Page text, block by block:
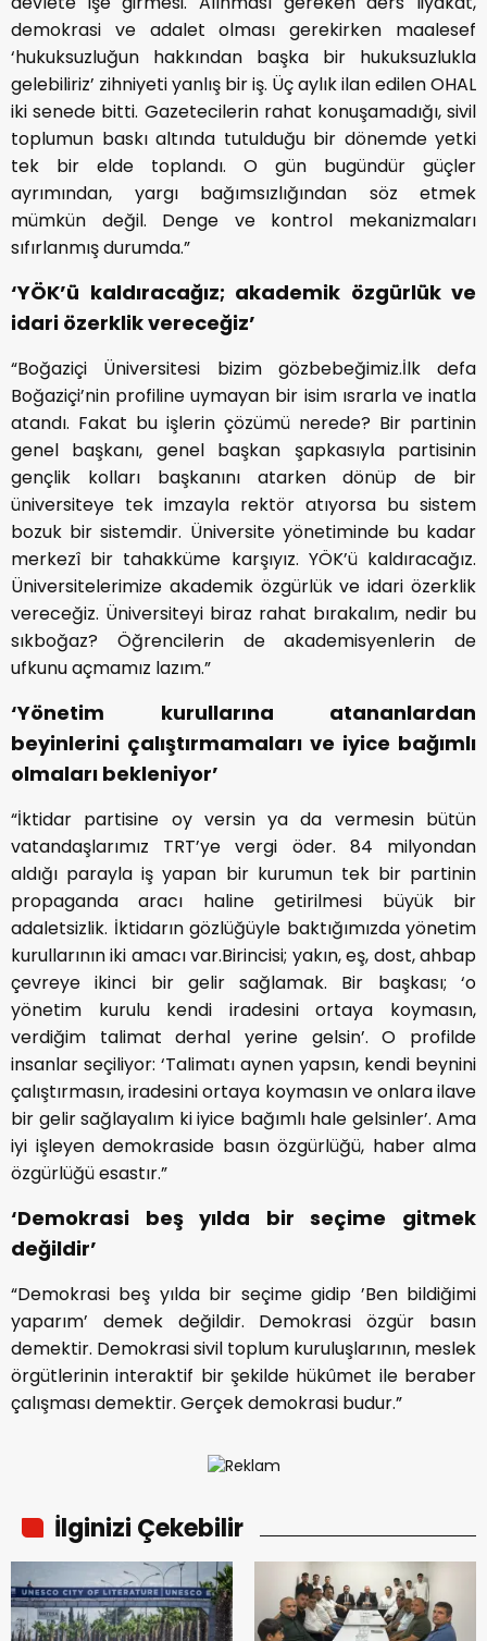
demokrasi ve adalet olması gerekirken maalesef
‘hukuksuzluğun hakkından başka bir hukuksuzlukla
gelebiliriz’ zihniyeti yanlış bir iş. Üç aylık ilan edilen OHAL
iki senede bitti. Gazetecilerin rahat konuşamadığı, sivil
toplumun baskı altında tutulduğu bir dönemde yetki
tek bir elde toplandı. O gün bugündür güçler
ayrımından, yargı bağımsızlığından söz etmek
mümkün değil. Denge ve kontrol mekanizmaları
sıfırlanmış durumda.”
‘YÖK’ü kaldıracağız; akademik özgürlük ve
idari özerklik vereceğiz’
“Boğaziçi Üniversitesi bizim gözbebeğimiz.İlk defa
Boğaziçi’nin profiline uymayan bir isim ısrarla ve inatla
atandı. Fakat bu işlerin çözümü nerede? Bir partinin
genel başkanı, genel başkan şapkasıyla partisinin
gençlik kolları başkanını atarken dönüp de bir
üniversiteye tek imzayla rektör atıyorsa bu sistem
bozuk bir sistemdir. Üniversite yönetiminde bu kadar
merkezî bir tahakküme karşıyız. YÖK’ü kaldıracağız.
Üniversitelerimize akademik özgürlük ve idari özerklik
vereceğiz. Üniversiteyi biraz rahat bırakalım, nedir bu
sıkboğaz? Öğrencilerin de akademisyenlerin de
ufkunu açmamız lazım.”
‘Yönetim kurullarına atananlardan
beyinlerini çalıştırmamaları ve iyice bağımlı
olmaları bekleniyor’
“İktidar partisine oy versin ya da vermesin bütün
vatandaşlarımız TRT’ye vergi öder. 84 milyondan
aldığı parayla iş yapan bir kurumun tek bir partinin
propaganda aracı haline getirilmesi büyük bir
adaletsizlik. İktidarın gözlüğüyle baktığımızda yönetim
kurullarının iki amacı var.Birincisi; yakın, eş, dost, ahbap
çevreye ikinci bir gelir sağlamak. Bir başkası; ‘o
yönetim kurulu kendi iradesini ortaya koymasın,
verdiğim talimat derhal yerine gelsin’. O profilde
insanlar seçiliyor: ‘Talimatı aynen yapsın, kendi beynini
çalıştırmasın, iradesini ortaya koymasın ve onlara ilave
bir gelir sağlayalım ki iyice bağımlı hale gelsinler’. Ama
iyi işleyen demokraside basın özgürlüğü, haber alma
özgürlüğü esastır.”
‘Demokrasi beş yılda bir seçime gitmek
değildir’
“Demokrasi beş yılda bir seçime gidip ’Ben bildiğimi
yaparım’ demek değildir. Demokrasi özgür basın
demektir. Demokrasi sivil toplum kuruluşlarının, meslek
örgütlerinin interaktif bir şekilde hükûmet ile beraber
çalışması demektir. Gerçek demokrasi budur.”
İlginizi Çekebilir